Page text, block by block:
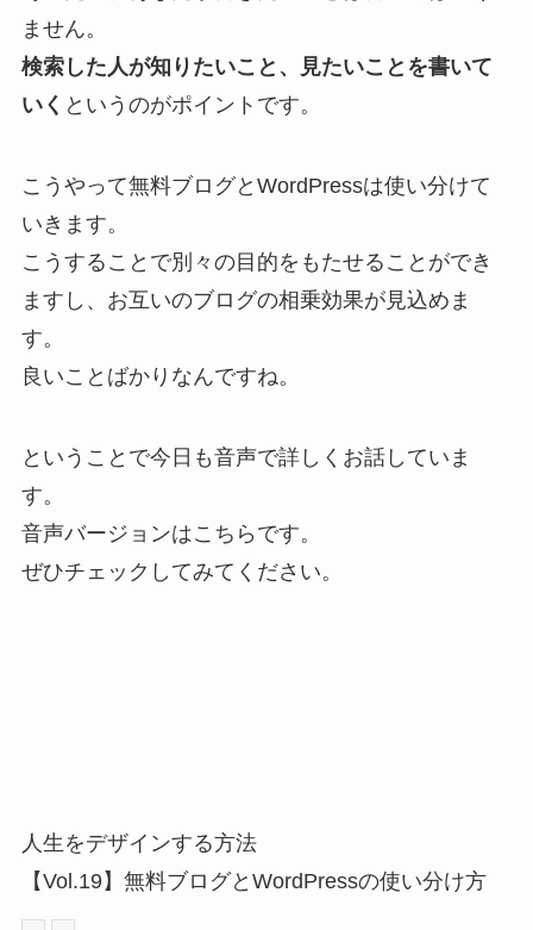
ません。
検索した人が知りたいこと、見たいことを書いて
いく というのがポイントです。
こうやって無料ブログとWordPressは使い分けて
いきます。
こうすることで別々の目的をもたせることができ
ますし、お互いのブログの相乗効果が見込めま
す。
良いことばかりなんですね。
ということで今日も音声で詳しくお話していま
す。
音声バージョンはこちらです。
ぜひチェックしてみてください。
人生をデザインする方法
【Vol.19】無料ブログとWordPressの使い分け方